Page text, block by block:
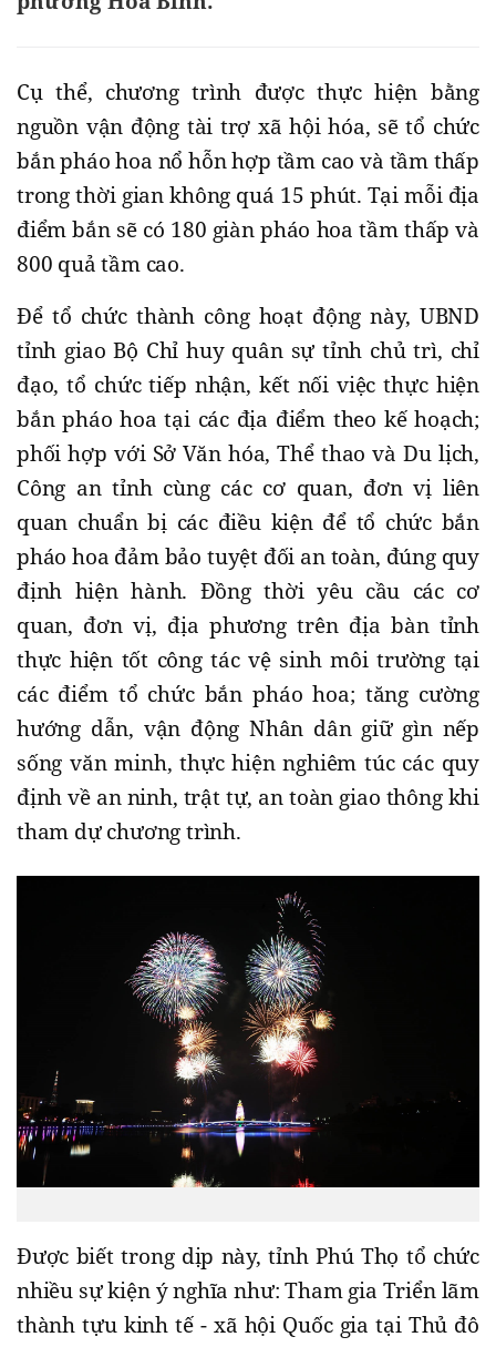
Cụ thể, chương trình được thực hiện bằng
nguồn vận động tài trợ xã hội hóa, sẽ tổ chức
bắn pháo hoa nổ hỗn hợp tầm cao và tầm thấp
trong thời gian không quá 15 phút. Tại mỗi địa
điểm bắn sẽ có 180 giàn pháo hoa tầm thấp và
800 quả tầm cao.
Để tổ chức thành công hoạt động này, UBND
tỉnh giao Bộ Chỉ huy quân sự tỉnh chủ trì, chỉ
đạo, tổ chức tiếp nhận, kết nối việc thực hiện
bắn pháo hoa tại các địa điểm theo kế hoạch;
phối hợp với Sở Văn hóa, Thể thao và Du lịch,
Công an tỉnh cùng các cơ quan, đơn vị liên
quan chuẩn bị các điều kiện để tổ chức bắn
pháo hoa đảm bảo tuyệt đối an toàn, đúng quy
định hiện hành. Đồng thời yêu cầu các cơ
quan, đơn vị, địa phương trên địa bàn tỉnh
thực hiện tốt công tác vệ sinh môi trường tại
các điểm tổ chức bắn pháo hoa; tăng cường
hướng dẫn, vận động Nhân dân giữ gìn nếp
sống văn minh, thực hiện nghiêm túc các quy
định về an ninh, trật tự, an toàn giao thông khi
tham dự chương trình.
Được biết trong dịp này, tỉnh Phú Thọ tổ chức
nhiều sự kiện ý nghĩa như: Tham gia Triển lãm
thành tựu kinh tế - xã hội Quốc gia tại Thủ đô